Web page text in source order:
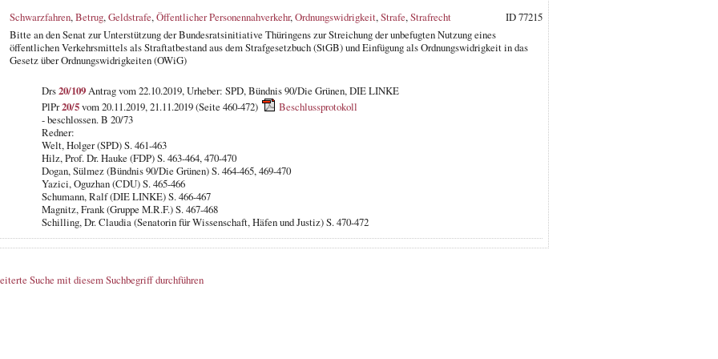
Schwarzfahren,Betrug,Geldstrafe,Öffentlicher Personennahverkehr,Ordnungswidrigkeit,Strafe,Strafrecht
ID 77215
Bitte an den Senat zur Unterstützung der Bundesratsinitiative Thüringens zur Streichung der unbefugten Nutzung eines
öffentlichen Verkehrsmittels als Straftatbestand aus dem Strafgesetzbuch (StGB) und Einfügung als Ordnungswidrigkeit in das
Gesetz über Ordnungswidrigkeiten (OWiG)
Drs20/109Antrag vom 22.10.2019, Urheber: SPD, Bündnis 90/Die Grünen, DIE LINKE
PlPr20/5vom 20.11.2019, 21.11.2019 (Seite 460-472)
Beschlussprotokoll
- beschlossen. B 20/73
Redner:
Welt, Holger (SPD) S. 461-463
Hilz, Prof. Dr. Hauke (FDP) S. 463-464, 470-470
Dogan, Sülmez (Bündnis 90/Die Grünen) S. 464-465, 469-470
Yazici, Oguzhan (CDU) S. 465-466
Schumann, Ralf (DIE LINKE) S. 466-467
Magnitz, Frank (Gruppe M.R.F.) S. 467-468
Schilling, Dr. Claudia (Senatorin für Wissenschaft, Häfen und Justiz) S. 470-472
Suche mit diesem Suchbegriff durchführen